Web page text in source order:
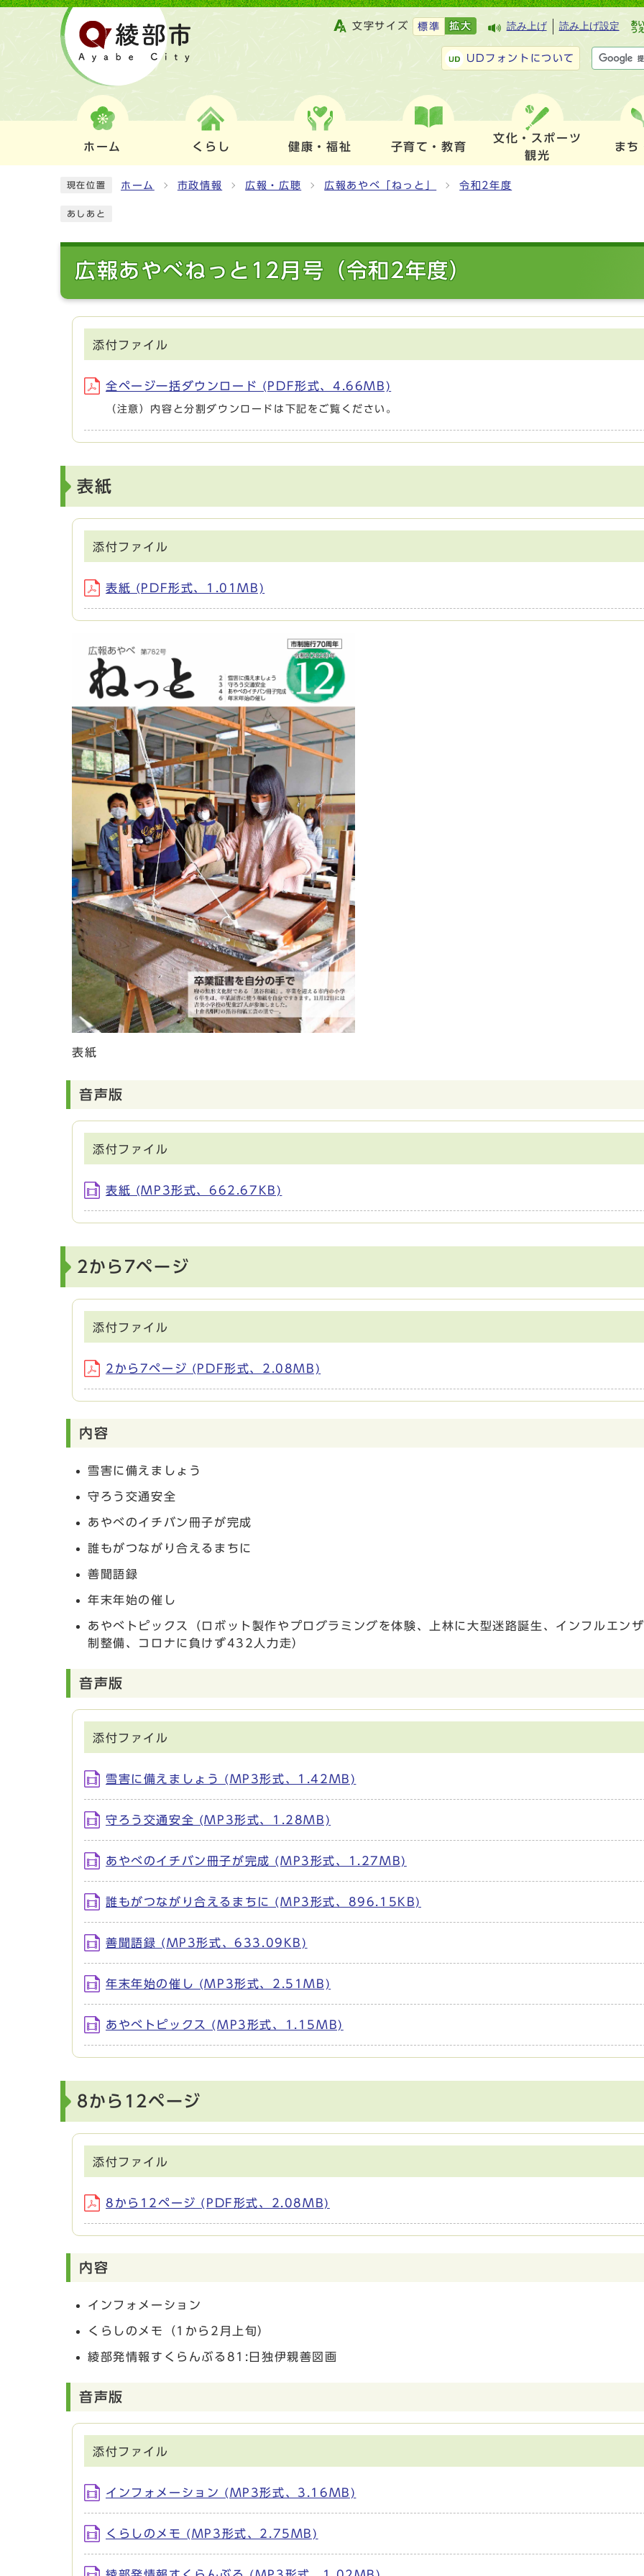
文字サイズ 標準 拡大 読み上げ 読み上げ設定
UDフォントについて
ホーム くらし 健康・福祉 子育て・教育
文化・スポーツ
観光
まち
現在位置 ホーム 市政情報 広報・広聴 広報あやべ「ねっと」 令和2年度
あしあと
広報あやべねっと12月号（令和2年度）
添付ファイル
全ページ一括ダウンロード (PDF形式、4.66MB)
（注意）内容と分割ダウンロードは下記をご覧ください。
表紙
添付ファイル
表紙 (PDF形式、1.01MB)
表紙
音声版
添付ファイル
表紙 (MP3形式、662.67KB)
2から7ページ
添付ファイル
2から7ページ (PDF形式、2.08MB)
内容
雪害に備えましょう
守ろう交通安全
あやべのイチバン冊子が完成
誰もがつながり合えるまちに
善聞語録
年末年始の催し
あやべトピックス（ロボット製作やプログラミングを体験、上林に大型迷路誕生、インフルエン
制整備、コロナに負けず432人力走）
音声版
添付ファイル
雪害に備えましょう (MP3形式、1.42MB)
守ろう交通安全 (MP3形式、1.28MB)
あやべのイチバン冊子が完成 (MP3形式、1.27MB)
誰もがつながり合えるまちに (MP3形式、896.15KB)
善聞語録 (MP3形式、633.09KB)
年末年始の催し (MP3形式、2.51MB)
あやべトピックス (MP3形式、1.15MB)
8から12ページ
添付ファイル
8から12ページ (PDF形式、2.08MB)
内容
インフォメーション
くらしのメモ（1から2月上旬）
綾部発情報すくらんぶる81:日独伊親善図画
音声版
添付ファイル
インフォメーション (MP3形式、3.16MB)
くらしのメモ (MP3形式、2.75MB)